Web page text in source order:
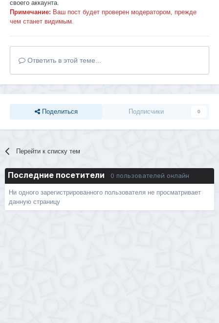
своего аккаунта.
Примечание: Ваш пост будет проверен модератором, прежде
чем станет видимым.
Ответить в этой теме...
Поделиться Подписчики 0
Перейти к списку тем
Последние посетители 0 пользователей онлайн
Ни одного зарегистрированного пользователя не просматривает
данную страницу